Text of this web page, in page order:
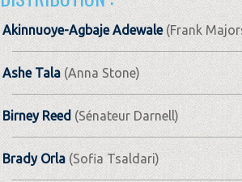
Akinnuoye-Agbaje Adewale(Frank
Ashe Tala(Anna Stone)
Birney Reed(Sénateur Darnell)
Brady Orla(Sofia Tsaldari)